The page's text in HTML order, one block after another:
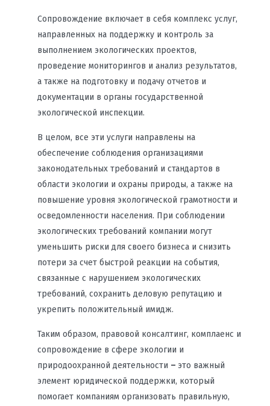
Сопровождение включает в себя комплекс услуг,
направленных на поддержку и контроль за
выполнением экологических проектов,
проведение мониторингов и анализ результатов,
а также на подготовку и подачу отчетов и
документации в органы государственной
экологической инспекции.
В целом, все эти услуги направлены на
обеспечение соблюдения организациями
законодательных требований и стандартов в
области экологии и охраны природы, а также на
повышение уровня экологической грамотности и
осведомленности населения. При соблюдении
экологических требований компании могут
уменьшить риски для своего бизнеса и снизить
потери за счет быстрой реакции на события,
связанные с нарушением экологических
требований, сохранить деловую репутацию и
укрепить положительный имидж.
Таким образом, правовой консалтинг, комплаенс и
сопровождение в сфере экологии и
природоохранной деятельности – это важный
элемент юридической поддержки, который
помогает компаниям организовать правильную,